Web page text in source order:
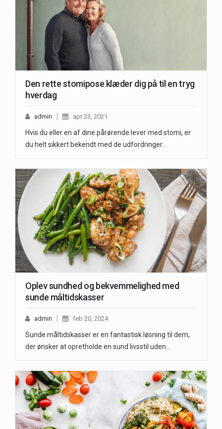
Den rette stomipose klæder dig på til en tryg
hverdag
admin apr 23, 2021
Hvis du eller en af dine pårørende lever med stomi, er
du helt sikkert bekendt med de udfordringer…
Oplev sundhed og bekvemmelighed med
sunde måltidskasser
admin feb 20, 2024
Sunde måltidskasser er en fantastisk løsning til dem,
der ønsker at opretholde en sund livsstil uden…